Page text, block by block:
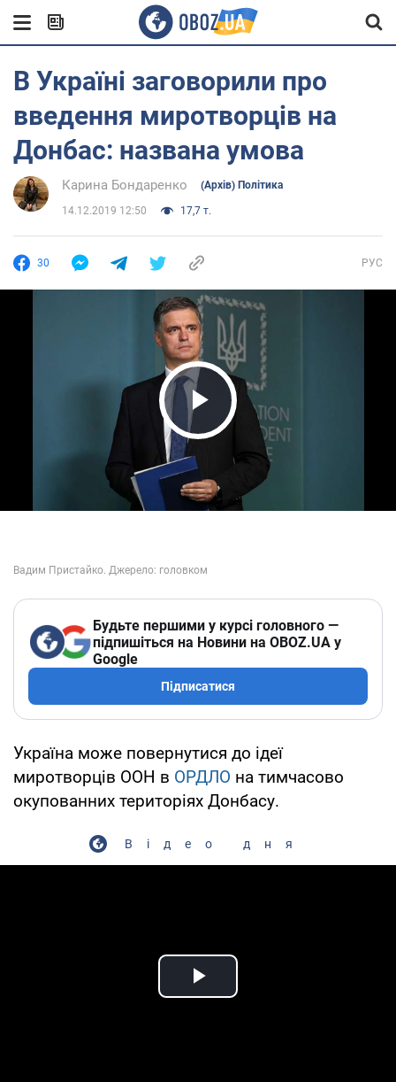
В Україні заговорили про
введення миротворців на
Донбас: названа умова
Карина Бондаренко (Архів) Політика
14.12.2019 12:50 17,7 т.
30 РУС
Play Video
Будьте першими у курсі головного —
підпишіться на Новини на OBOZ.UA у
Google
Підписатися
Україна може повернутися до ідеї
миротворців ООН в ОРДЛО на тимчасово
окупованних територіях Донбасу.
Відео дня
Play Video